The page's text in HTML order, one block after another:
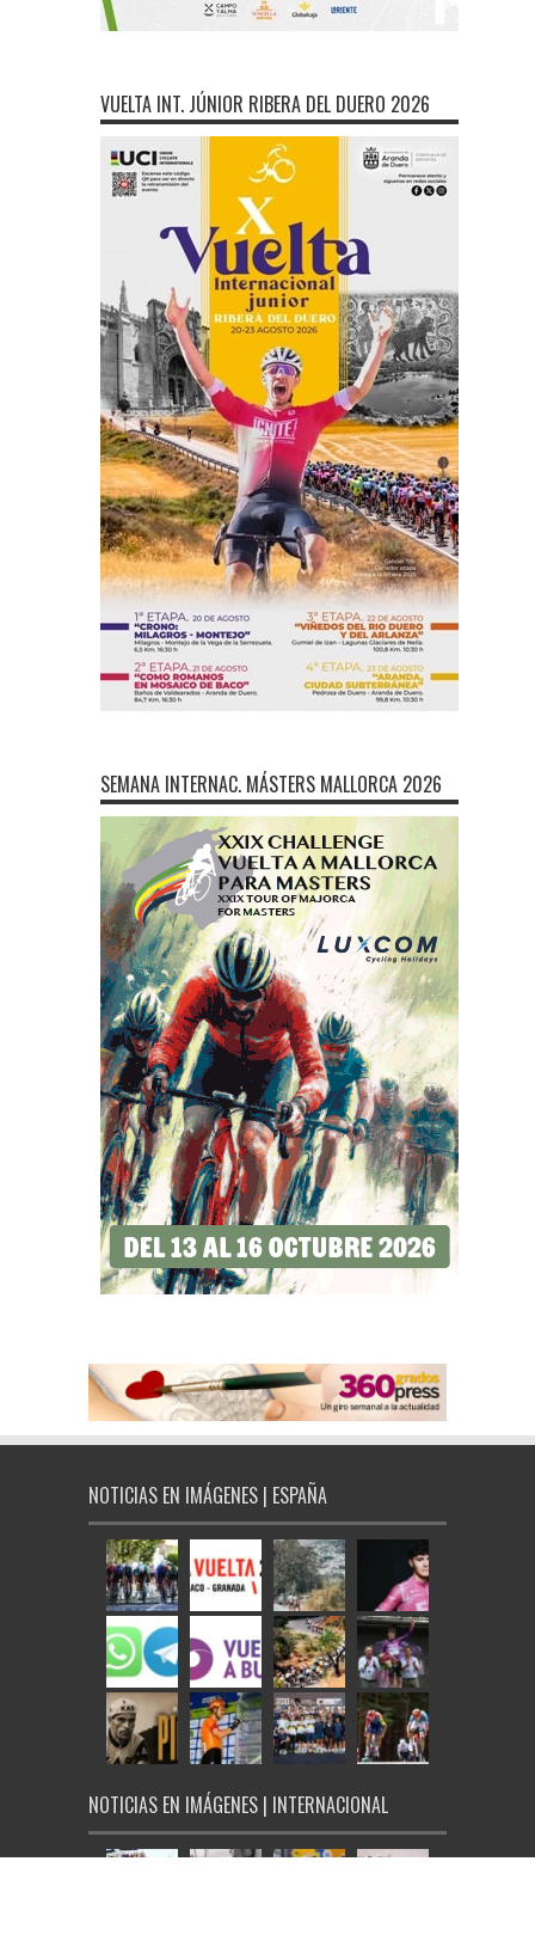
VUELTA INT. JÚNIOR RIBERA DEL DUERO 2026
SEMANA INTERNAC. MÁSTERS MALLORCA 2026
NOTICIAS EN IMÁGENES | ESPAÑA
NOTICIAS EN IMÁGENES | INTERNACIONAL